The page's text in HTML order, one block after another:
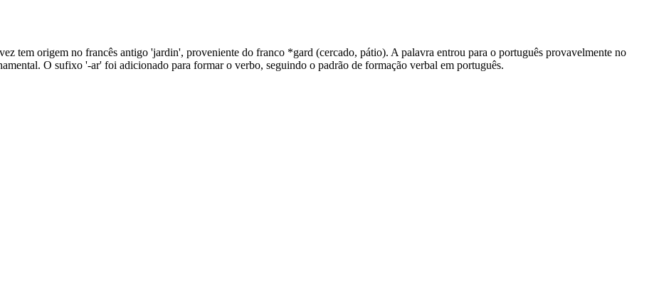
tem origem no francês antigo 'jardin', proveniente do franco *gard (cercado, pátio). A palavra entrou para o português provavelmente no
O sufixo '-ar' foi adicionado para formar o verbo, seguindo o padrão de formação verbal em português.